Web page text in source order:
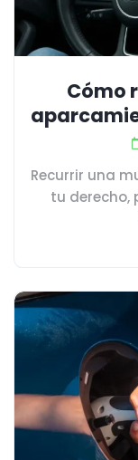
Cómo
Recurrir una
tu derecho,